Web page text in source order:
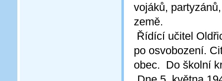
vojáků,
země.
Řídící učitel
po osvobození.
obec. Do školní